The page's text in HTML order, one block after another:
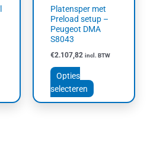
Platensper met
Preload setup –
Peugeot DMA
S8043
€2.107,82 incl. BTW
Opties
selecteren
worden
op